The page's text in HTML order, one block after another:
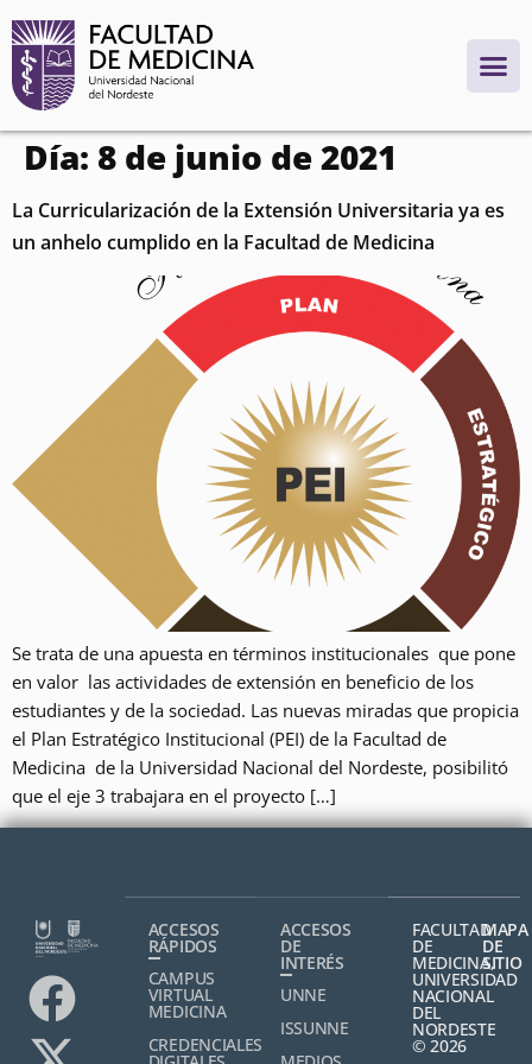
contenido
Día: 8 de junio de 2021
La Curricularización de la Extensión Universitaria ya es
un anhelo cumplido en la Facultad de Medicina
Se trata de una apuesta en términos institucionales que pone
en valor las actividades de extensión en beneficio de los
estudiantes y de la sociedad. Las nuevas miradas que propicia
el Plan Estratégico Institucional (PEI) de la Facultad de
Medicina de la Universidad Nacional del Nordeste, posibilitó
que el eje 3 trabajara en el proyecto […]
ACCESOS
RÁPIDOS
CAMPUS
VIRTUAL
MEDICINA
CREDENCIALES
ACCESOS
DE
INTERÉS
UNNE
ISSUNNE
FACULTAD
DE
MEDICINA,
UNIVERSIDAD
NACIONAL
DEL
NORDESTE
© 2026
MAPA
DE
SITIO